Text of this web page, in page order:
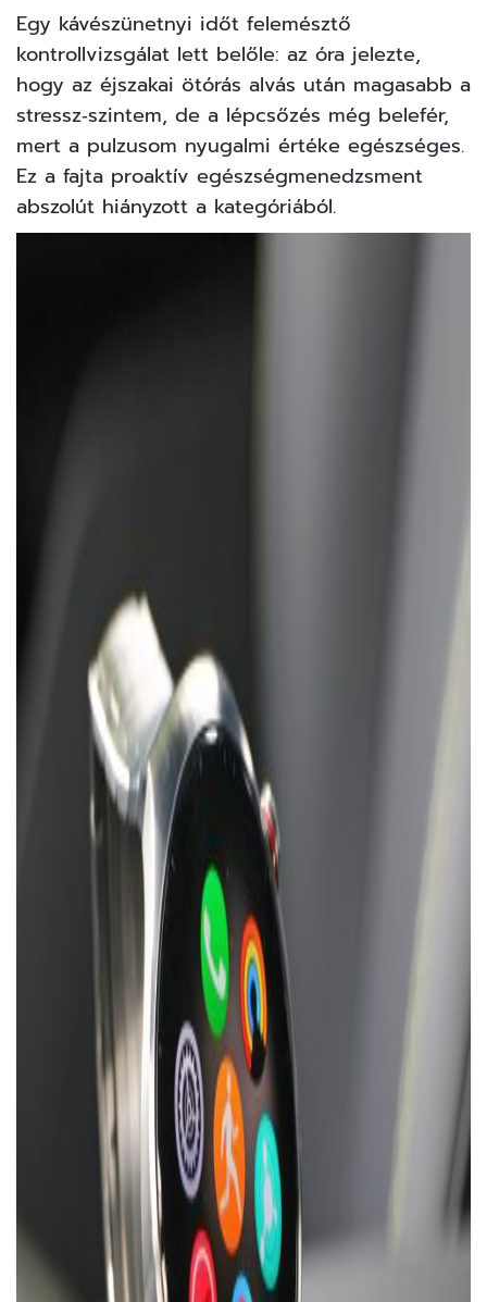
Egy kávészünetnyi időt felemésztő
kontrollvizsgálat lett belőle: az óra jelezte,
hogy az éjszakai ötórás alvás után magasabb a
stressz‑szintem, de a lépcsőzés még belefér,
mert a pulzusom nyugalmi értéke egészséges.
Ez a fajta proaktív egészségmenedzsment
abszolút hiányzott a kategóriából.